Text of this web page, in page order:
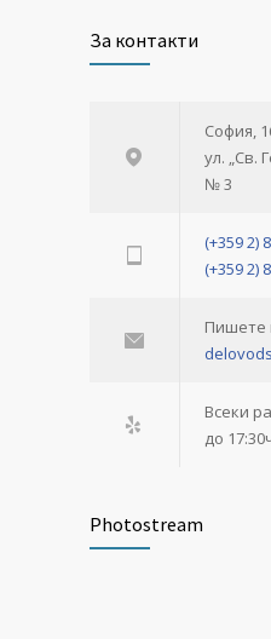
За контакти
София,
ул. „Св.
№ 3
(+359 2)
(+359 2)
Пишете
Всеки
до
Photostream